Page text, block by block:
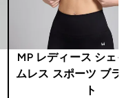
MP レディース シェイ
ムレス スポーツ ブラ -
ト